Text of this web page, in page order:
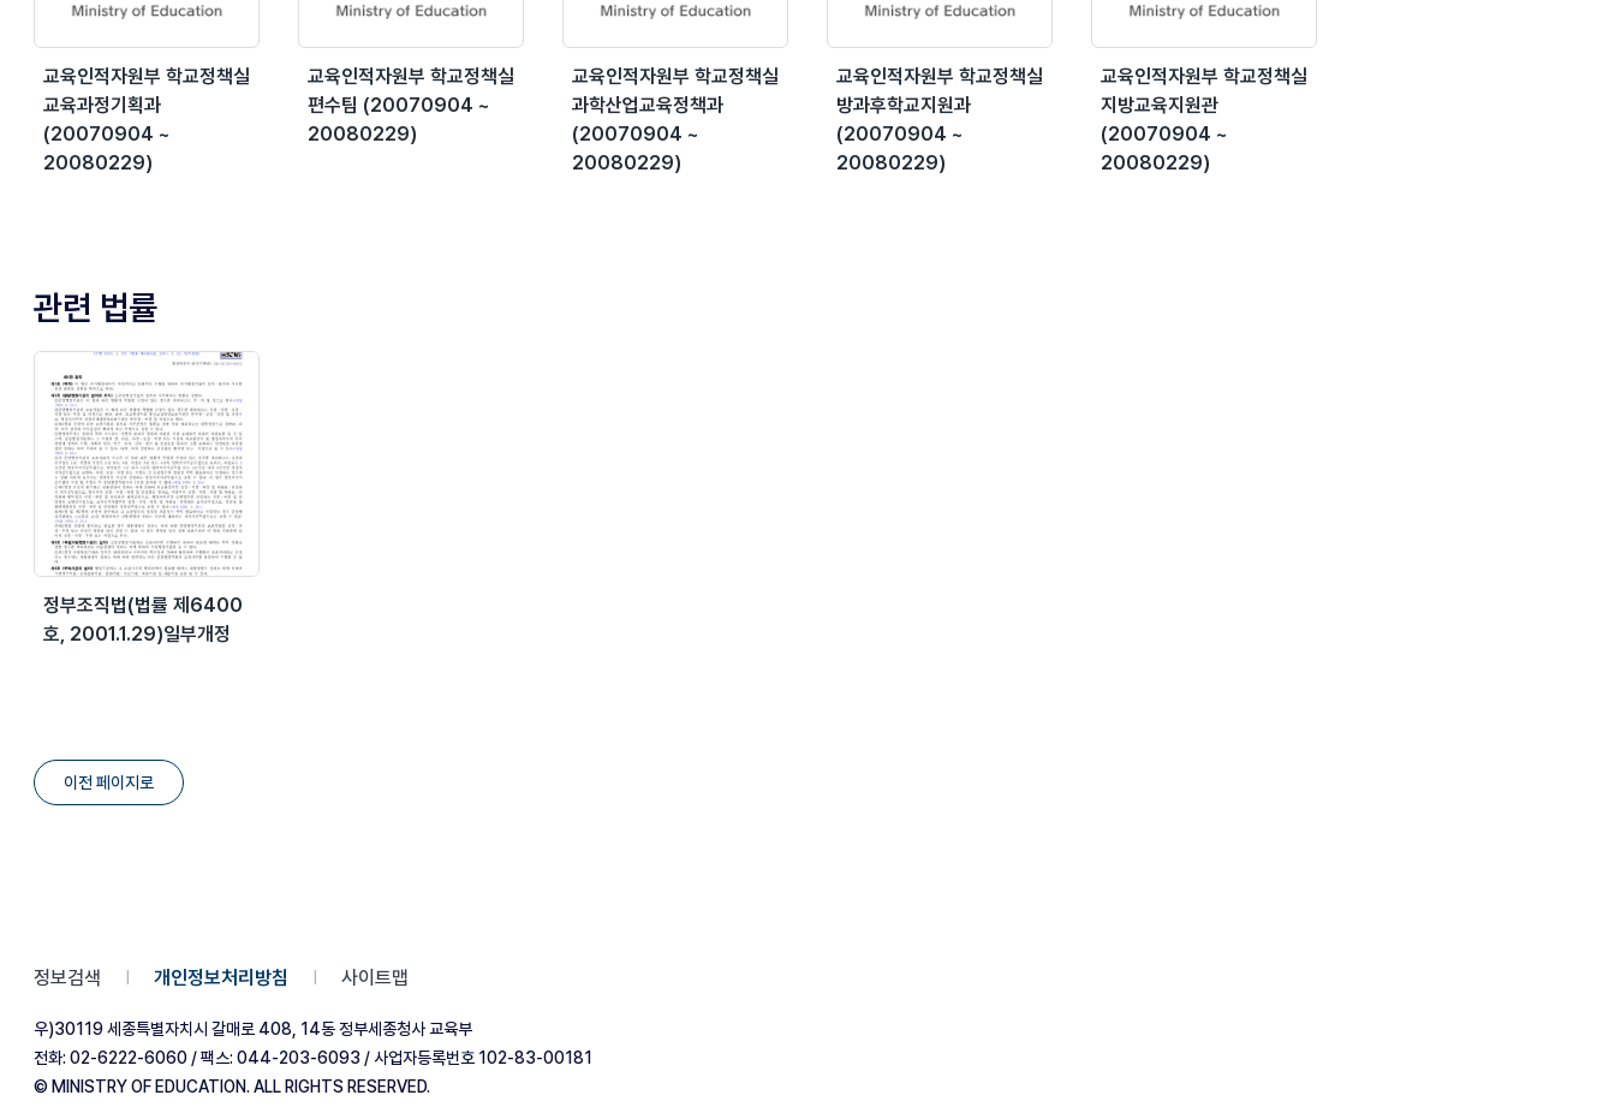
교육인적자원부 학교정책실
교육과정기획과
(20070904 ~
20080229)
교육인적자원부 학교정책실
편수팀 (20070904 ~
20080229)
교육인적자원부 학교정책실
과학산업교육정책과
(20070904 ~
20080229)
교육인적자원부 학교정책실
방과후학교지원과
(20070904 ~
20080229)
교육인적자원부 학교정책실
지방교육지원관
(20070904 ~
20080229)
관련 법률
정부조직법(법률 제6400
호, 2001.1.29)일부개정
이전 페이지로
정보검색 개인정보처리방침 사이트맵
우)30119 세종특별자치시 갈매로 408, 14동 정부세종청사 교육부
전화: 02-6222-6060 / 팩스: 044-203-6093 / 사업자등록번호 102-83-00181
© MINISTRY OF EDUCATION. ALL RIGHTS RESERVED.